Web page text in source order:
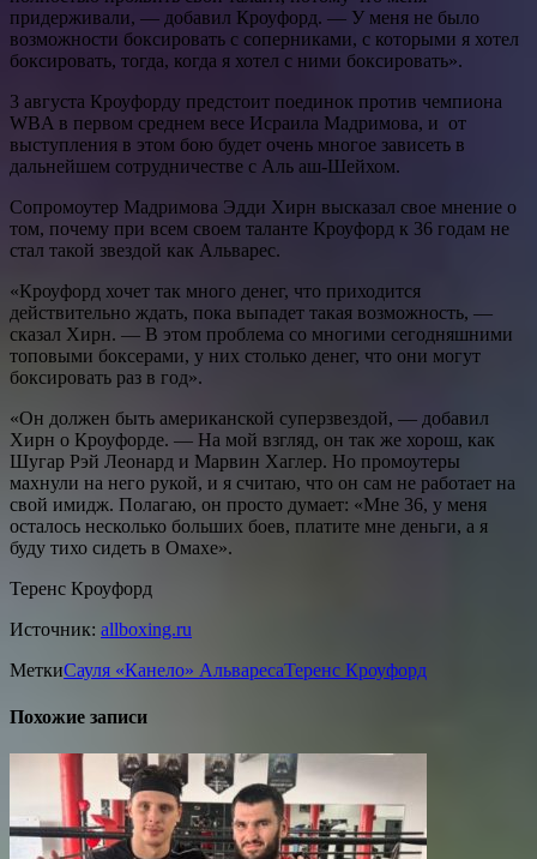
придерживали, — добавил Кроуфорд. — У меня не было
возможности боксировать с соперниками, с которыми я хотел
боксировать, тогда, когда я хотел с ними боксировать».
3 августа Кроуфорду предстоит поединок против чемпиона
WBA в первом среднем весе Исраила Мадримова, и от
выступления в этом бою будет очень многое зависеть в
дальнейшем сотрудничестве с Аль аш-Шейхом.
Сопромоутер Мадримова Эдди Хирн высказал свое мнение о
том, почему при всем своем таланте Кроуфорд к 36 годам не
стал такой звездой как Альварес.
«Кроуфорд хочет так много денег, что приходится
действительно ждать, пока выпадет такая возможность, —
сказал Хирн. — В этом проблема со многими сегодняшними
топовыми боксерами, у них столько денег, что они могут
боксировать раз в год».
«Он должен быть американской суперзвездой, — добавил
Хирн о Кроуфорде. — На мой взгляд, он так же хорош, как
Шугар Рэй Леонард и Марвин Хаглер. Но промоутеры
махнули на него рукой, и я считаю, что он сам не работает на
свой имидж. Полагаю, он просто думает: «Мне 36, у меня
осталось несколько больших боев, платите мне деньги, а я
буду тихо сидеть в Омахе».
Теренс Кроуфорд
Источник: allboxing.ru
МеткиСауля «Канело» АльваресаТеренс Кроуфорд
Похожие записи